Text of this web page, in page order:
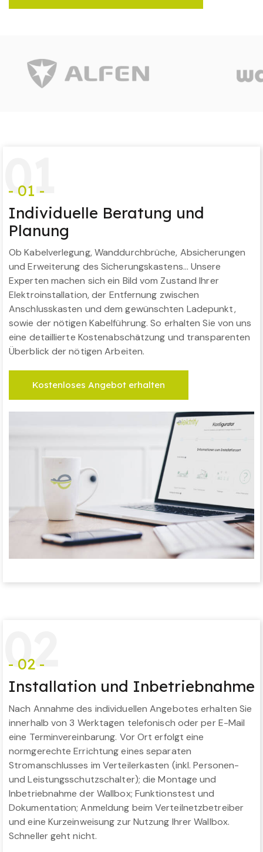
01
- 01 -
Individuelle Beratung und
Planung
Ob Kabelverlegung, Wanddurchbrüche, Absicherungen
und Erweiterung des Sicherungskastens… Unsere
Experten machen sich ein Bild vom Zustand Ihrer
Elektroinstallation, der Entfernung zwischen
Anschlusskasten und dem gewünschten Ladepunkt,
sowie der nötigen Kabelführung. So erhalten Sie von uns
eine detaillierte Kostenabschätzung und transparenten
Überblick der nötigen Arbeiten.
Kostenloses Angebot erhalten
02
- 02 -
Installation und Inbetriebnahme
Nach Annahme des individuellen Angebotes erhalten Sie
innerhalb von 3 Werktagen telefonisch oder per E-Mail
eine Terminvereinbarung. Vor Ort erfolgt eine
normgerechte Errichtung eines separaten
Stromanschlusses im Verteilerkasten (inkl. Personen-
und Leistungsschutzschalter); die Montage und
Inbetriebnahme der Wallbox; Funktionstest und
Dokumentation; Anmeldung beim Verteilnetzbetreiber
und eine Kurzeinweisung zur Nutzung Ihrer Wallbox.
Schneller geht nicht.